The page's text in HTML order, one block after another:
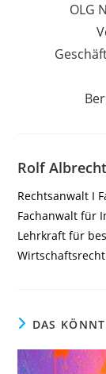
OLG
Rolf Albrecht
Rechtsanwalt I
Fachanwalt für
Lehrkraft für
DAS